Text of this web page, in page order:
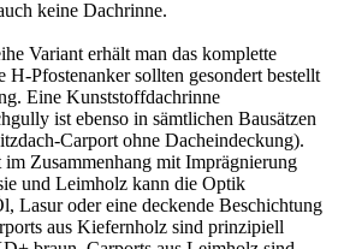
keine Dachrinne.
Variant erhält man das komplette
Pfostenanker sollten gesondert bestellt
Eine Kunststoffdachrinne
ist ebenso in sämtlichen Bausätzen
Carport ohne Dacheindeckung).
Zusammenhang mit Imprägnierung
und Leimholz kann die Optik
Lasur oder eine deckende Beschichtung
aus Kiefernholz sind prinzipiell